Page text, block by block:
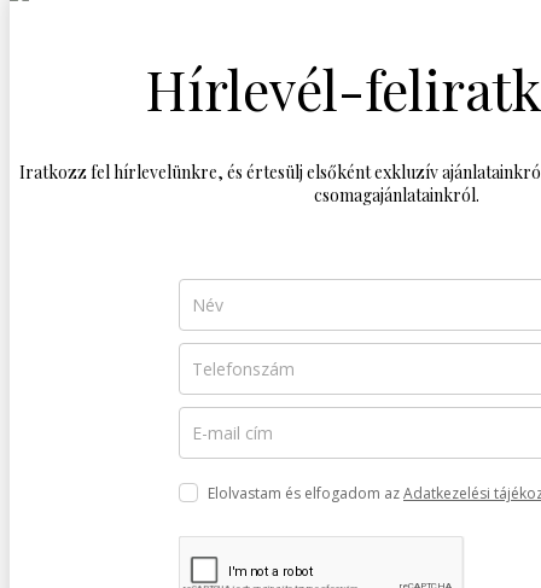
Hírlevél-
Iratkozz fel hírlevelünkre, és értesülj elsőként exkluzív
csomagajánlatainkról.
Elolvastam és elfogadom azAdatkezelési